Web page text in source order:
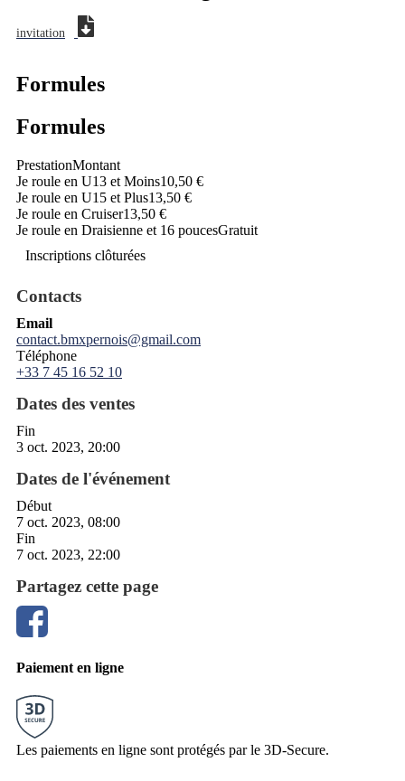
invitation
Formules
Formules
PrestationMontant
Je roule en U13 et Moins10,50 €
Je roule en U15 et Plus13,50 €
Je roule en Cruiser13,50 €
Je roule en Draisienne et 16 poucesGratuit
Inscriptions clôturées
Contacts
Email
contact.bmxpernois@gmail.com
Téléphone
+33 7 45 16 52 10
Dates des ventes
Fin
3 oct. 2023, 20:00
Dates de l'événement
Début
7 oct. 2023, 08:00
Fin
7 oct. 2023, 22:00
Partagez cette page
Paiement en ligne
Les paiements en ligne sont protégés par le 3D-Secure.